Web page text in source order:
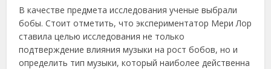
В качестве предмета исследования ученые выбрали
бобы. Стоит отметить, что экспериментатор Мери Лор
ставила целью исследования не только
подтверждение влияния музыки на рост бобов, но и
определить тип музыки, который наиболее действенна